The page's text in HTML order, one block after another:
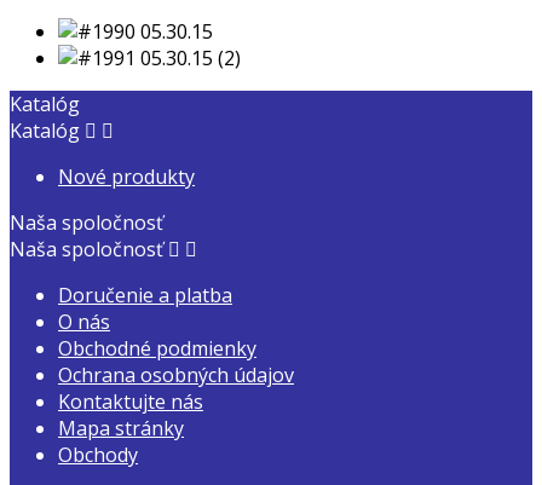
Katalóg
Katalóg  
Nové produkty
Naša spoločnosť
Naša spoločnosť  
Doručenie a platba
O nás
Obchodné podmienky
Ochrana osobných údajov
Kontaktujte nás
Mapa stránky
Obchody